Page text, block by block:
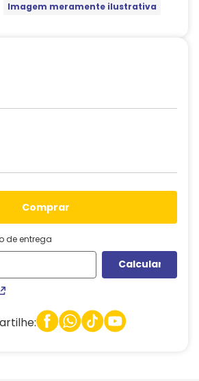
Imagem meramente ilustrativa
comprar
de entrega